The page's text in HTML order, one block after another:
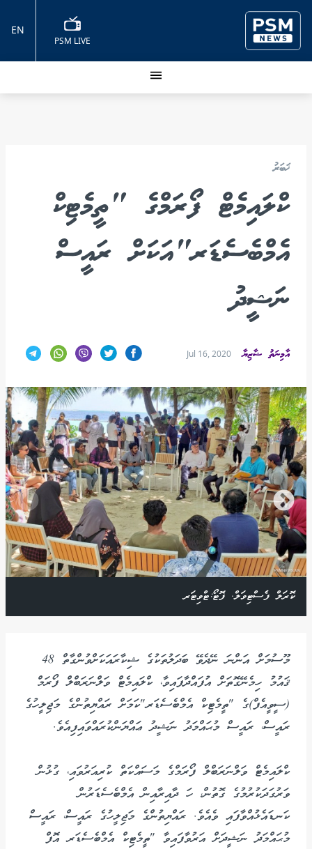
PSM LIVE
EN
ޚަބަރު
ކްލައިމެޓް ފޯރަމްގެ "ތީމެޓިކް
އެމްބެސެޑަރ"އަކަށް ރައީސް
ނަޝީދު
އާމިނަތު ޝާޒިޔާ Jul 16, 2020
ކޮރަލް ފެސްޓިވަލް. ފޮޓޯ:ޓްވިޓަރ
މޫސުމަށް އަންނަ ނޭދެވޭ ބަދަލުތަކުގެ ޝިކާރައަކަށްވުންގާތް 48
ޤައުމު ހިމެނޭގޮތަށް އުފައްދާފައިވާ، ކްލައިމެޓް ވަލްނަރަބްލް ފޯރަމް
(ސީވީއެފް)ގެ "ތީމެޓިކް އެމްބެސެޑަރ"ކަމަށް ރައްޔިތުންގެ މަޖިލީހުގެ
ރައީސް، ރައީސް މުޙައްމަދު ނަޝީދު ޢައްޔަންކުރައްވައިފިއެވެ.
ކްލައިމެޓް ވަލްނަރަބްލް ފޯރަމްގެ މަސައްކަތް ކުރިއަރުވައި، ގުޅުން
ވަރުގަދަކުރުމުގެ ގޮތުން، ހަ ދާއިރާއިން އެމްބެސެޑަރުން
ކަނޑައެޅުއްވާފައި ވެއެވެ. ރައްޔިތުންގެ މަޖިލީހުގެ ރައީސް، ރައީސް
މުޙައްމަދު ނަޝީދަށް އަރުވާފައިވާ "ތީމެޓިކް އެމްބެސެޑަރ އޮފް